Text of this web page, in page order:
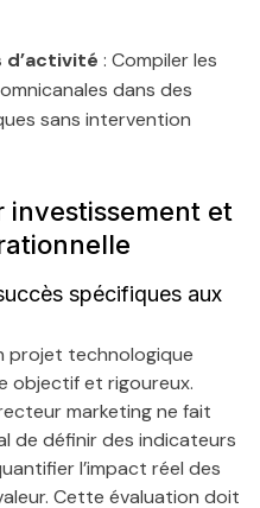
: Compiler les
dans des
sans intervention
investissement et
spécifiques aux
projet technologique
objectif et rigoureux.
marketing ne fait
de définir des indicateurs
l’impact réel des
Cette évaluation doit